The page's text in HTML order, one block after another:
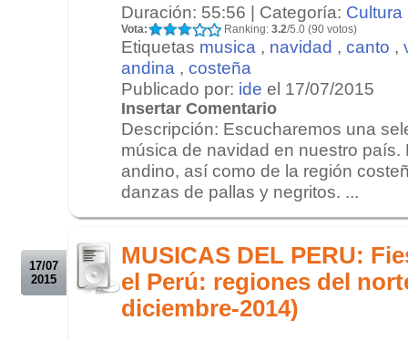
Duración: 55:56 | Categoría: Cultura
Vota: Ranking: 3.2/5.0 (90 votos)
Etiquetas musica , navidad , canto ,
andina , costeña
Publicado por: ide el 17/07/2015
Insertar Comentario
Descripción: Escucharemos una
música de navidad en nuestro país.
andino, así como de la región
danzas de pallas y negritos. ...
17/07
2015
MUSICAS DEL PERU:
el Perú: regiones del
diciembre-2014)